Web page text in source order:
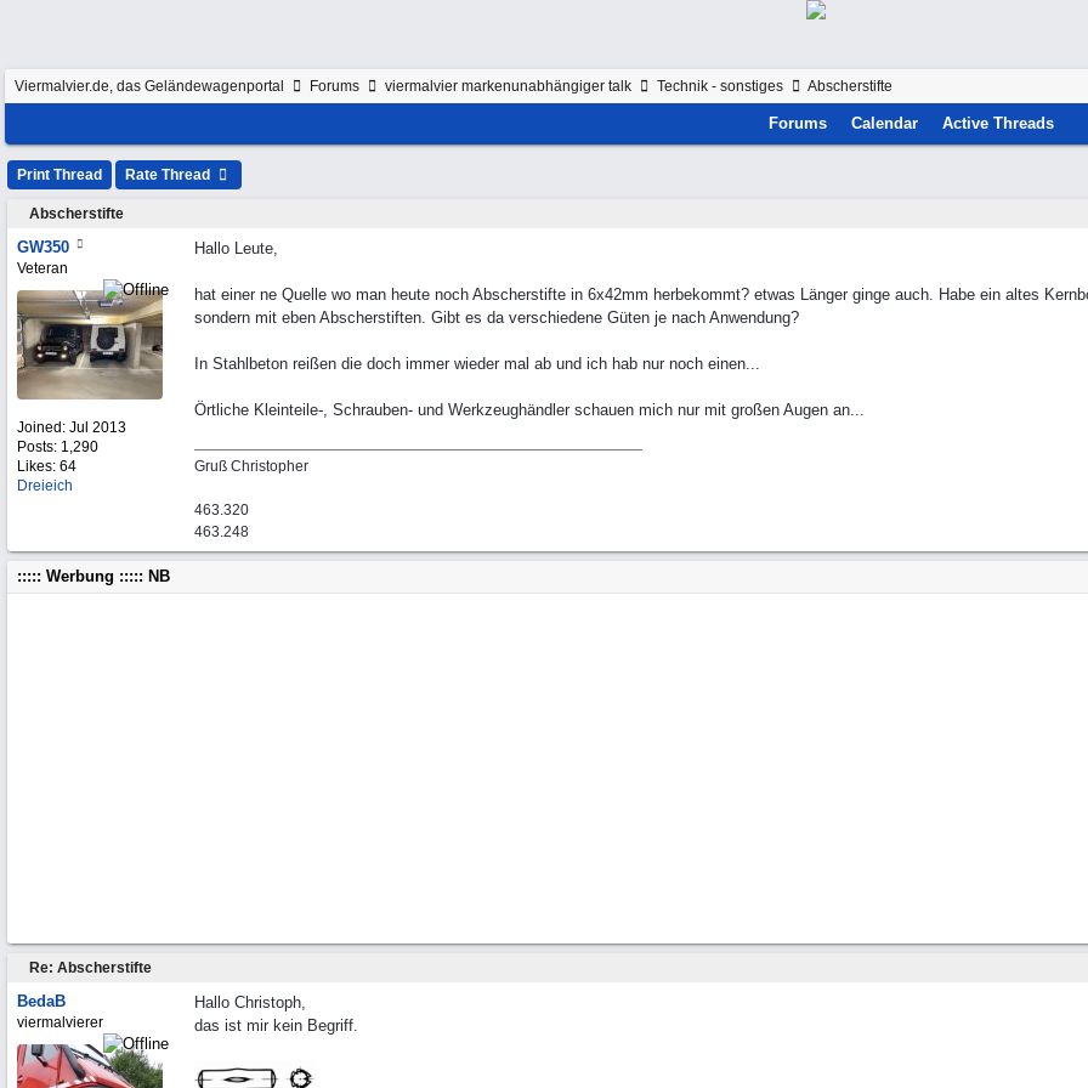
Viermalvier.de, das Geländewagenportal Forums viermalvier markenunabhängiger talk Technik - sonstiges Abscherstifte
Forums Calendar Active Threads
Print Thread Rate Thread
Abscherstifte
GW350
Veteran
Joined: Jul 2013
Posts: 1,290
Likes: 64
Dreieich
Hallo Leute,
hat einer ne Quelle wo man heute noch Abscherstifte in 6x42mm herbekommt? etwas Länger ginge auch. Habe ein altes
sondern mit eben Abscherstiften. Gibt es da verschiedene Güten je nach Anwendung?
In Stahlbeton reißen die doch immer wieder mal ab und ich hab nur noch einen...
Örtliche Kleinteile-, Schrauben- und Werkzeughändler schauen mich nur mit großen Augen an...
Gruß Christopher
463.320
463.248
::::: Werbung ::::: NB
Re: Abscherstifte
BedaB
viermalvierer
Hallo Christoph,
das ist mir kein Begriff.